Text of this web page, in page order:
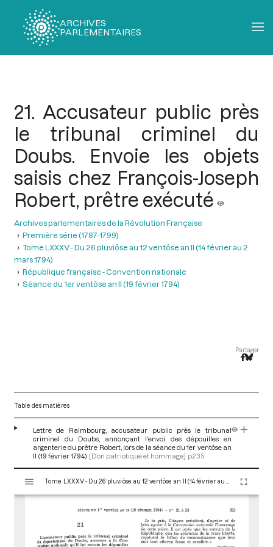
ARCHIVES
PARLEMENTAIRES
21. Accusateur public près
le tribunal criminel du
Doubs. Envoie les objets
saisis chez François-Joseph
Robert, prêtre exécuté
Archives parlementaires de la Révolution Française
Première série (1787-1799)
Tome LXXXV - Du 26 pluviôse au 12 ventôse an II (14 février au 2
mars 1794)
République française - Convention nationale
Séance du 1er ventôse an II (19 février 1794)
Partager
Table des matières
Lettre de Raimbourg, accusateur public près le tribunal
criminel du Doubs, annonçant l'envoi des dépouilles en
argenterie du prêtre Robert, lors de la séance du 1er ventôse an
II (19 février 1794) [Don patriotique et hommage] p.235
s